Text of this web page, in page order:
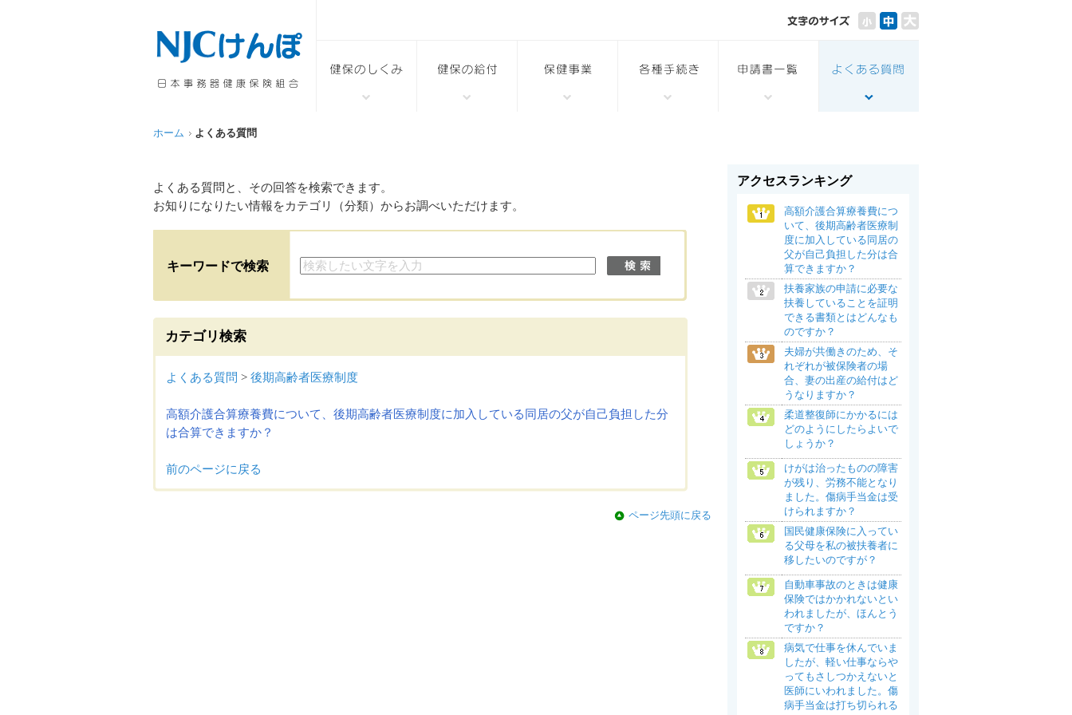
ホーム よくある質問
よくある質問と、その回答を検索できます。
お知りになりたい情報をカテゴリ（分類）からお調べいただけます。
キーワードで検索
カテゴリ検索
よくある質問 > 後期高齢者医療制度
高額介護合算療養費について、後期高齢者医療制度に加入している同居の父が自己負担した分
は合算できますか？
前のページに戻る
ページ先頭に戻る
アクセスランキング
高額介護合算療養費につ
いて、後期高齢者医療制
度に加入している同居の
父が自己負担した分は合
算できますか？
扶養家族の申請に必要な
扶養していることを証明
できる書類とはどんなも
のですか？
夫婦が共働きのため、そ
れぞれが被保険者の場
合、妻の出産の給付はど
うなりますか？
柔道整復師にかかるには
どのようにしたらよいで
しょうか？
けがは治ったものの障害
が残り、労務不能となり
ました。傷病手当金は受
けられますか？
国民健康保険に入ってい
る父母を私の被扶養者に
移したいのですが？
自動車事故のときは健康
保険ではかかれないとい
われましたが、ほんとう
ですか？
病気で仕事を休んでいま
したが、軽い仕事ならや
ってもさしつかえないと
医師にいわれました。傷
病手当金は打ち切られる